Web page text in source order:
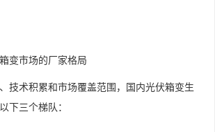
变市场的厂家格局
技术积累和市场覆盖范围，国内光伏箱变生
下三个梯队：